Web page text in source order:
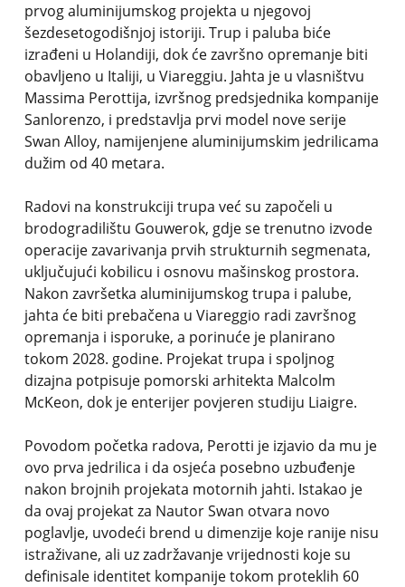
prvog aluminijumskog projekta u njegovoj
šezdesetogodišnjoj istoriji. Trup i paluba biće
izrađeni u Holandiji, dok će završno opremanje biti
obavljeno u Italiji, u Viareggiu. Jahta je u vlasništvu
Massima Perottija, izvršnog predsjednika kompanije
Sanlorenzo, i predstavlja prvi model nove serije
Swan Alloy, namijenjene aluminijumskim jedrilicama
dužim od 40 metara.
Radovi na konstrukciji trupa već su započeli u
brodogradilištu Gouwerok, gdje se trenutno izvode
operacije zavarivanja prvih strukturnih segmenata,
uključujući kobilicu i osnovu mašinskog prostora.
Nakon završetka aluminijumskog trupa i palube,
jahta će biti prebačena u Viareggio radi završnog
opremanja i isporuke, a porinuće je planirano
tokom 2028. godine. Projekat trupa i spoljnog
dizajna potpisuje pomorski arhitekta Malcolm
McKeon, dok je enterijer povjeren studiju Liaigre.
Povodom početka radova, Perotti je izjavio da mu je
ovo prva jedrilica i da osjeća posebno uzbuđenje
nakon brojnih projekata motornih jahti. Istakao je
da ovaj projekat za Nautor Swan otvara novo
poglavlje, uvodeći brend u dimenzije koje ranije nisu
istraživane, ali uz zadržavanje vrijednosti koje su
definisale identitet kompanije tokom proteklih 60